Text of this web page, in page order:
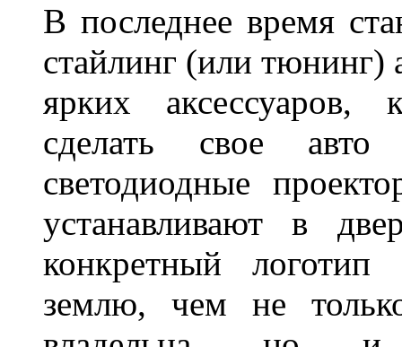
В последнее время
стайлинг (или тюнинг)
ярких аксессуаров,
сделать свое
светодиодные
устанавливают в
конкретный логотип
землю, чем не